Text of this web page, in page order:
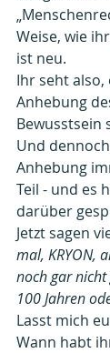
Weise, wie
ist neu.
Ihr seht also,
Anhebung
Bewusstsein
Und
Anhebung
Teil - und es
darüber
Jetzt sagen
mal, KRYON,
noch gar
100 Jahren
Lasst mich
Wann habt